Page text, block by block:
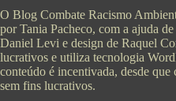
O Blog Combate Racismo
por Tania Pacheco, com a ajuda
Daniel Levi e design de Raquel
lucrativos e utiliza tecnologia
conteúdo é incentivada, desde que
sem fins lucrativos.